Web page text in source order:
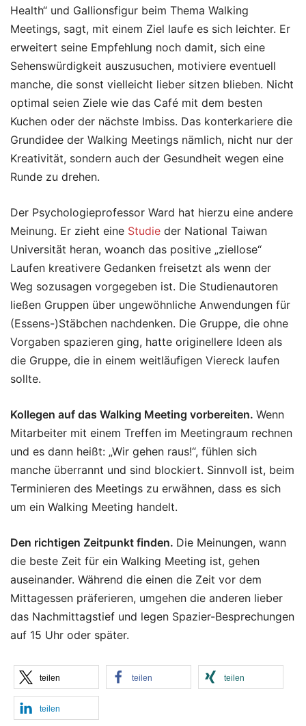
Health“ und Gallionsfigur beim Thema Walking
Meetings, sagt, mit einem Ziel laufe es sich leichter. Er
erweitert seine Empfehlung noch damit, sich eine
Sehenswürdigkeit auszusuchen, motiviere eventuell
manche, die sonst vielleicht lieber sitzen blieben. Nicht
optimal seien Ziele wie das Café mit dem besten
Kuchen oder der nächste Imbiss. Das konterkariere die
Grundidee der Walking Meetings nämlich, nicht nur der
Kreativität, sondern auch der Gesundheit wegen eine
Runde zu drehen.
Der Psychologieprofessor Ward hat hierzu eine andere
Meinung. Er zieht eine Studie der National Taiwan
Universität heran, woanch das positive „ziellose“
Laufen kreativere Gedanken freisetzt als wenn der
Weg sozusagen vorgegeben ist. Die Studienautoren
ließen Gruppen über ungewöhnliche Anwendungen für
(Essens-)Stäbchen nachdenken. Die Gruppe, die ohne
Vorgaben spazieren ging, hatte originellere Ideen als
die Gruppe, die in einem weitläufigen Viereck laufen
sollte.
Kollegen auf das Walking Meeting vorbereiten. Wenn
Mitarbeiter mit einem Treffen im Meetingraum rechnen
und es dann heißt: „Wir gehen raus!“, fühlen sich
manche überrannt und sind blockiert. Sinnvoll ist, beim
Terminieren des Meetings zu erwähnen, dass es sich
um ein Walking Meeting handelt.
Den richtigen Zeitpunkt finden. Die Meinungen, wann
die beste Zeit für ein Walking Meeting ist, gehen
auseinander. Während die einen die Zeit vor dem
Mittagessen präferieren, umgehen die anderen lieber
das Nachmittagstief und legen Spazier-Besprechungen
auf 15 Uhr oder später.
teilen teilen teilen
teilen